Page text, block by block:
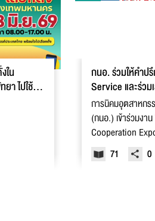
ใน
า ไปใช้
กนอ. ร่วมให้คำป
Service และร่วม
Thailand-
Expo 2026
การนิคมอุตสาหกร
(กนอ.) เข้าร่วมงา
Cooperation
หอการค้าแห่งประเ
สมาคมการค้าวิสาห
71 0